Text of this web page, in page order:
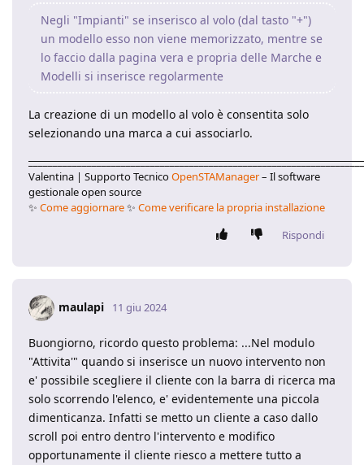
Negli "Impianti" se inserisco al volo (dal tasto "+")
un modello esso non viene memorizzato, mentre se
lo faccio dalla pagina vera e propria delle Marche e
Modelli si inserisce regolarmente
La creazione di un modello al volo è consentita solo
selezionando una marca a cui associarlo.
Valentina | Supporto TecnicoOpenSTAManager– Il software
gestionale open source
✨ Come aggiornare✨ Come verificare la propria installazione
Rispondi
maulapi 11 giu 2024
Buongiorno, ricordo questo problema: ...Nel modulo
"Attivita'" quando si inserisce un nuovo intervento non
e' possibile scegliere il cliente con la barra di ricerca ma
solo scorrendo l'elenco, e' evidentemente una piccola
dimenticanza. Infatti se metto un cliente a caso dallo
scroll poi entro dentro l'intervento e modifico
opportunamente il cliente riesco a mettere tutto a